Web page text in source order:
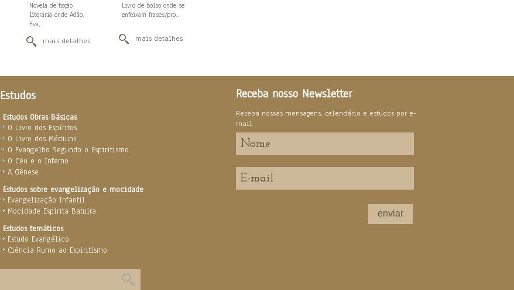
Novela de ficção
literária onde Adão,
Eva,...
mais detalhes
Livro de bolso onde se
enfeixam frases/pro...
mais detalhes
Estudos
Estudos Obras Básicas
O Livro dos Espíritos
O Livro dos Médiuns
O Evangelho Segundo o Espiritismo
O Céu e o Inferno
A Gênese
Estudos sobre evangelização e mocidade
Evangelização Infantil
Mocidade Espírita Batuira
Estudos temáticos
Estudo Evangélico
Ciência Rumo ao Espiritísmo
Receba nosso Newsletter
Receba nossas mensagens, calendário e estudos por e-
mail
enviar